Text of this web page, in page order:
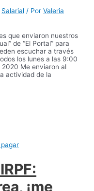
Salarial / PorValeria
que enviaron nuestros
de “El Portal” para
escuchar a través
los lunes a las 9:00
2020 Me enviaron al
actividad de la
¡me